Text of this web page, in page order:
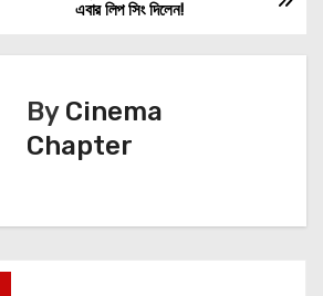
এবার লিপ সিং দিলেন!
By Cinema
Chapter